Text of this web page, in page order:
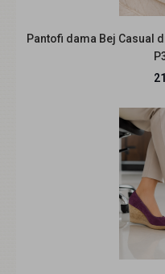
platforme
219,99 Lei
Pantofi lucrati din piele
disponibile: 35
Pantofi dama Bej Casual